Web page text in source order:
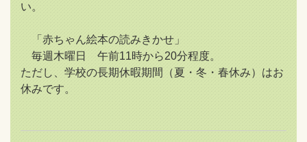
い。
「赤ちゃん絵本の読みきかせ」
毎週木曜日 午前11時から20分程度。
ただし、学校の長期休暇期間（夏・冬・春休み）はお
休みです。